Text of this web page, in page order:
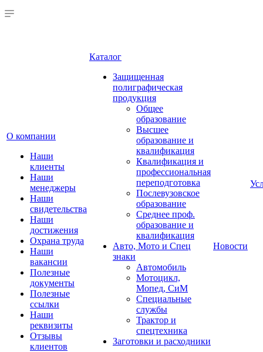
О компании
Наши
клиенты
Наши
менеджеры
Наши
свидетельства
Наши
достижения
Охрана труда
Наши
вакансии
Полезные
документы
Полезные
ссылки
Наши
реквизиты
Отзывы
клиентов
Каталог
Защищенная
полиграфическая
продукция
Общее
образование
Высшее
образование и
квалификация
Квалификация и
профессиональная
переподготовка
Послевузовское
образование
Среднее проф.
образование и
квалификация
Авто, Мото и Спец
знаки
Автомобиль
Мотоцикл,
Мопед, СиМ
Специальные
службы
Трактор и
спецтехника
Заготовки и расходники
Новости